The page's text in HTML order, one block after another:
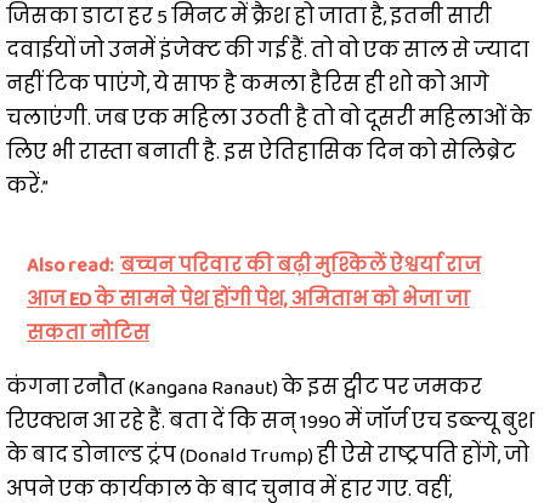
जिसका डाटा हर 5 मिनट में क्रैश हो जाता है, इतनी सारी
दवाईयों जो उनमें इंजेक्ट की गई हैं. तो वो एक साल से ज्यादा
नहीं ट‍िक पाएंगे, ये साफ है कमला हैरिस ही शो को आगे
चलाएंगी. जब एक महिला उठती है तो वो दूसरी महिलाओं के
लिए भी रास्ता बनाती है. इस ऐतिहासिक दिन को सेलिब्रेट
करें.”
Also read: बच्चन परिवार की बढ़ी मुश्किलें ऐश्वर्या राज
आज ED के सामने पेश होंगी पेश, अमिताभ को भेजा जा
सकता नोटिस
कंगना रनौत (Kangana Ranaut) के इस ट्वीट पर जमकर
रिएक्शन आ रहे हैं. बता दें कि सन् 1990 में जॉर्ज एच डब्ल्यू बुश
के बाद डोनाल्ड ट्रंप (Donald Trump) ही ऐसे राष्ट्रपति होंगे, जो
अपने एक कार्यकाल के बाद चुनाव में हार गए. वहीं,